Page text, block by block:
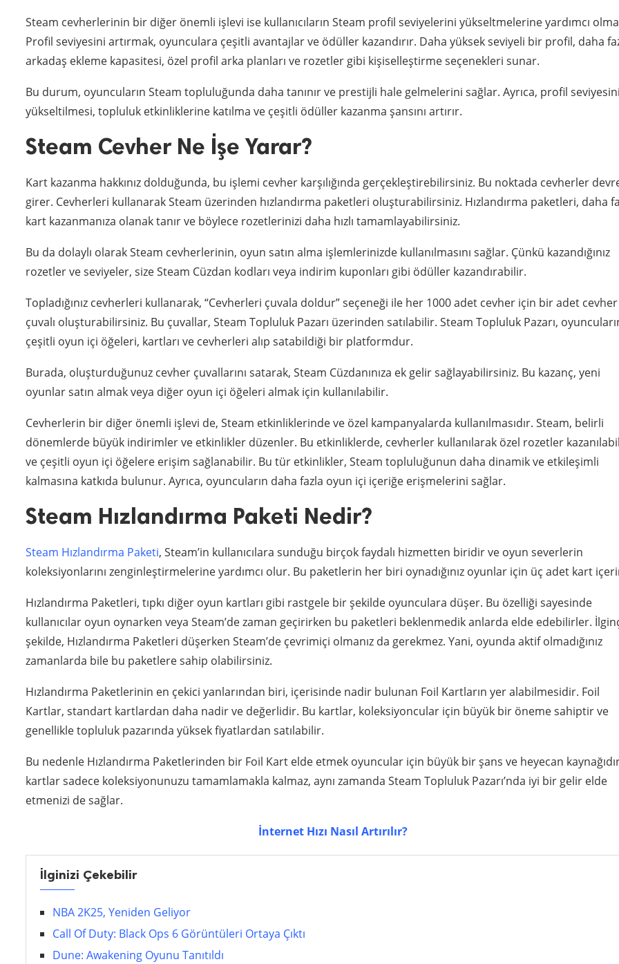
Steam cevherlerinin bir diğer önemli işlevi ise kullanıcıların Steam profil seviyelerini yükseltmelerine yardımcı
Profil seviyesini artırmak, oyunculara çeşitli avantajlar ve ödüller kazandırır. Daha yüksek seviyeli bir profil, daha
arkadaş ekleme kapasitesi, özel profil arka planları ve rozetler gibi kişiselleştirme seçenekleri sunar.
Bu durum, oyuncuların Steam topluluğunda daha tanınır ve prestijli hale gelmelerini sağlar. Ayrıca, profil
yükseltilmesi, topluluk etkinliklerine katılma ve çeşitli ödüller kazanma şansını artırır.
Steam Cevher Ne İşe Yarar?
Kart kazanma hakkınız dolduğunda, bu işlemi cevher karşılığında gerçekleştirebilirsiniz. Bu noktada cevherler
girer. Cevherleri kullanarak Steam üzerinden hızlandırma paketleri oluşturabilirsiniz. Hızlandırma paketleri, daha
kart kazanmanıza olanak tanır ve böylece rozetlerinizi daha hızlı tamamlayabilirsiniz.
Bu da dolaylı olarak Steam cevherlerinin, oyun satın alma işlemlerinizde kullanılmasını sağlar. Çünkü kazandığınız
rozetler ve seviyeler, size Steam Cüzdan kodları veya indirim kuponları gibi ödüller kazandırabilir.
Topladığınız cevherleri kullanarak, “Cevherleri çuvala doldur” seçeneği ile her 1000 adet cevher için bir adet cevher
çuvalı oluşturabilirsiniz. Bu çuvallar, Steam Topluluk Pazarı üzerinden satılabilir. Steam Topluluk Pazarı,
çeşitli oyun içi öğeleri, kartları ve cevherleri alıp satabildiği bir platformdur.
Burada, oluşturduğunuz cevher çuvallarını satarak, Steam Cüzdanınıza ek gelir sağlayabilirsiniz. Bu kazanç, yeni
oyunlar satın almak veya diğer oyun içi öğeleri almak için kullanılabilir.
Cevherlerin bir diğer önemli işlevi de, Steam etkinliklerinde ve özel kampanyalarda kullanılmasıdır. Steam, belirli
dönemlerde büyük indirimler ve etkinlikler düzenler. Bu etkinliklerde, cevherler kullanılarak özel rozetler
ve çeşitli oyun içi öğelere erişim sağlanabilir. Bu tür etkinlikler, Steam topluluğunun daha dinamik ve etkileşimli
kalmasına katkıda bulunur. Ayrıca, oyuncuların daha fazla oyun içi içeriğe erişmelerini sağlar.
Steam Hızlandırma Paketi Nedir?
Steam Hızlandırma Paketi, Steam’in kullanıcılara sunduğu birçok faydalı hizmetten biridir ve oyun severlerin
koleksiyonlarını zenginleştirmelerine yardımcı olur. Bu paketlerin her biri oynadığınız oyunlar için üç adet kart
Hızlandırma Paketleri, tıpkı diğer oyun kartları gibi rastgele bir şekilde oyunculara düşer. Bu özelliği sayesinde
kullanıcılar oyun oynarken veya Steam’de zaman geçirirken bu paketleri beklenmedik anlarda elde edebilirler.
şekilde, Hızlandırma Paketleri düşerken Steam’de çevrimiçi olmanız da gerekmez. Yani, oyunda aktif olmadığınız
zamanlarda bile bu paketlere sahip olabilirsiniz.
Hızlandırma Paketlerinin en çekici yanlarından biri, içerisinde nadir bulunan Foil Kartların yer alabilmesidir. Foil
Kartlar, standart kartlardan daha nadir ve değerlidir. Bu kartlar, koleksiyoncular için büyük bir öneme sahiptir ve
genellikle topluluk pazarında yüksek fiyatlardan satılabilir.
Bu nedenle Hızlandırma Paketlerinden bir Foil Kart elde etmek oyuncular için büyük bir şans ve heyecan
kartlar sadece koleksiyonunuzu tamamlamakla kalmaz, aynı zamanda Steam Topluluk Pazarı’nda iyi bir gelir elde
etmenizi de sağlar.
İnternet Hızı Nasıl Artırılır?
İlginizi Çekebilir
NBA 2K25, Yeniden Geliyor
Call Of Duty: Black Ops 6 Görüntüleri Ortaya Çıktı
Dune: Awakening Oyunu Tanıtıldı